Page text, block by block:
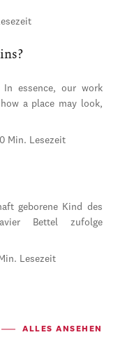
essence, our work
a place may look,
Min. Lesezeit
geborene Kind des
Bettel zufolge
Lesezeit
ALLES ANSEHEN